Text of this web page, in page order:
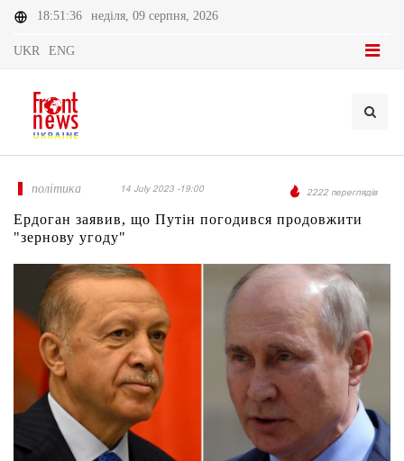
18:51:36 неділя, 09 серпня, 2026
UKR ENG
політика 14 July 2023 -19:00 2222 переглядів
Ердоган заявив, що Путін погодився продовжити
"зернову угоду"